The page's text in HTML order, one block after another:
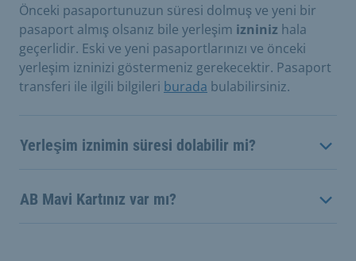
Önceki pasaportunuzun süresi dolmuş ve yeni bir
pasaport almış olsanız bile yerleşim izniniz hala
geçerlidir. Eski ve yeni pasaportlarınızı ve önceki
yerleşim izninizi göstermeniz gerekecektir. Pasaport
transferi ile ilgili bilgileri burada bulabilirsiniz.
Yerleşim iznimin süresi dolabilir mi?
AB Mavi Kartınız var mı?